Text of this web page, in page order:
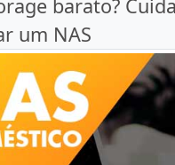
barato?
um NAS